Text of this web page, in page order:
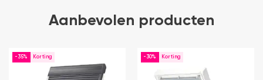
Aanbevolen producten
-35% -30%